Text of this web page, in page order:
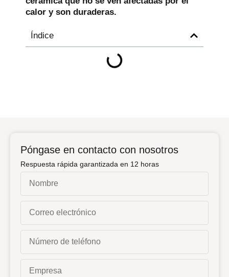
Índice
calor y son duraderas.
Póngase en contacto con nosotros
Respuesta rápida garantizada en 12 horas